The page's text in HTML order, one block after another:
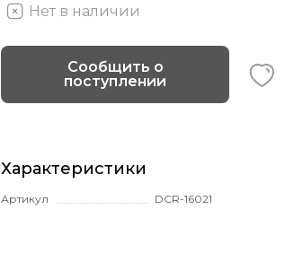
Нет в наличии
Сообщить о
поступлении
Характеристики
Артикул DCR-16021